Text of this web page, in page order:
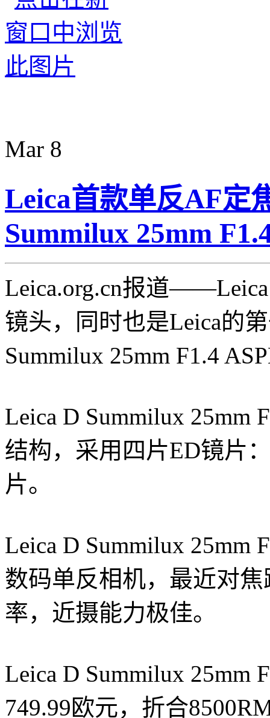
Mar 8
Leica首款单反AF定
Summilux 25mm
Leica.org.cn报道
镜头，同时也是Leica的
Summilux 25mm F1.4
Leica D Summilux 25mm
结构，采用四片ED镜片
片。
Leica D Summilux 25mm
数码单反相机，最近对
率，近摄能力极佳。
Leica D Summilux 25mm
749.99欧元，折合